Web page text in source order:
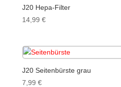
J20 Hepa-Filter
14,99 €
J20 Seitenbürste grau
7,99 €